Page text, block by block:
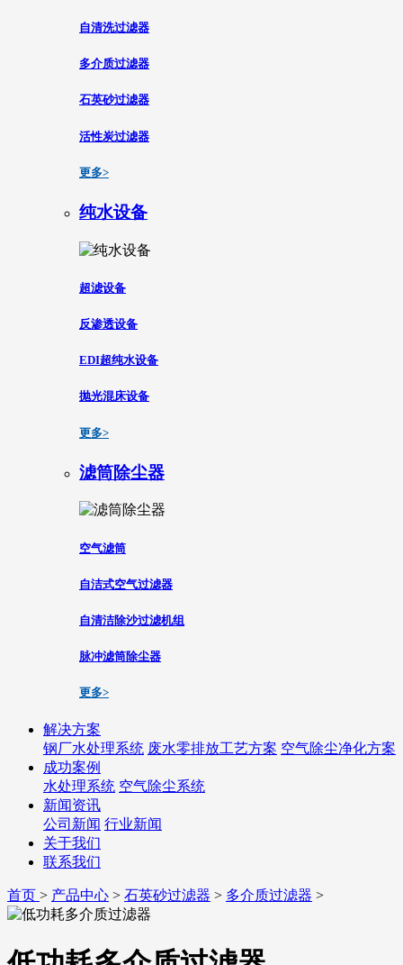
自清洗过滤器
多介质过滤器
石英砂过滤器
活性炭过滤器
更多>
纯水设备
超滤设备
反渗透设备
EDI超纯水设备
抛光混床设备
更多>
滤筒除尘器
空气滤筒
自洁式空气过滤器
自清洁除沙过滤机组
脉冲滤筒除尘器
更多>
解决方案
钢厂水处理系统 废水零排放工艺方案 空气除尘净化方案
成功案例
水处理系统 空气除尘系统
新闻资讯
公司新闻 行业新闻
关于我们
联系我们
首页 > 产品中心 > 石英砂过滤器 > 多介质过滤器 >